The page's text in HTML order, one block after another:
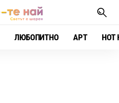
ЛЮБОПИТНО АРТ HOT